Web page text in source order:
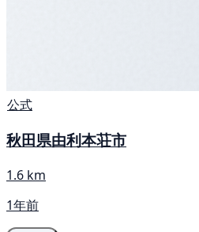
公式
秋田県由利本荘市
1.6 km
1年前